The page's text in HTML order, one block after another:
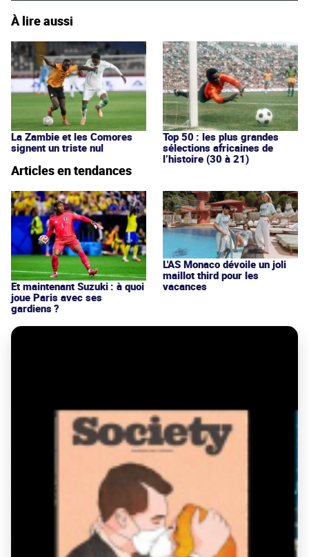
À lire aussi
La Zambie et les Comores
signent un triste nul
Top 50 : les plus grandes
sélections africaines de
l’histoire (30 à 21)
Articles en tendances
Et maintenant Suzuki : à quoi
joue Paris avec ses
gardiens ?
L'AS Monaco dévoile un joli
maillot third pour les
vacances